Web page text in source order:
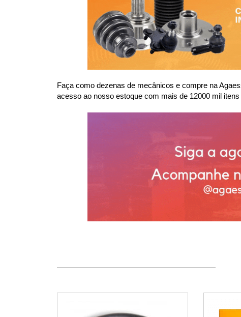
Faça como dezenas de mecânicos e compre na
acesso ao nosso estoque com mais de 12000 mil